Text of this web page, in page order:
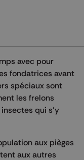
avec pour
fondatrices avant
spéciaux sont
les frelons
qui s’y
aux pièges
aux autres